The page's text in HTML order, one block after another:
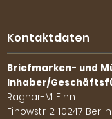
Kontaktdaten
Briefmarken- und
Inhaber/
Ragnar-M. Finn
Finowstr. 2, 10247 Berlin